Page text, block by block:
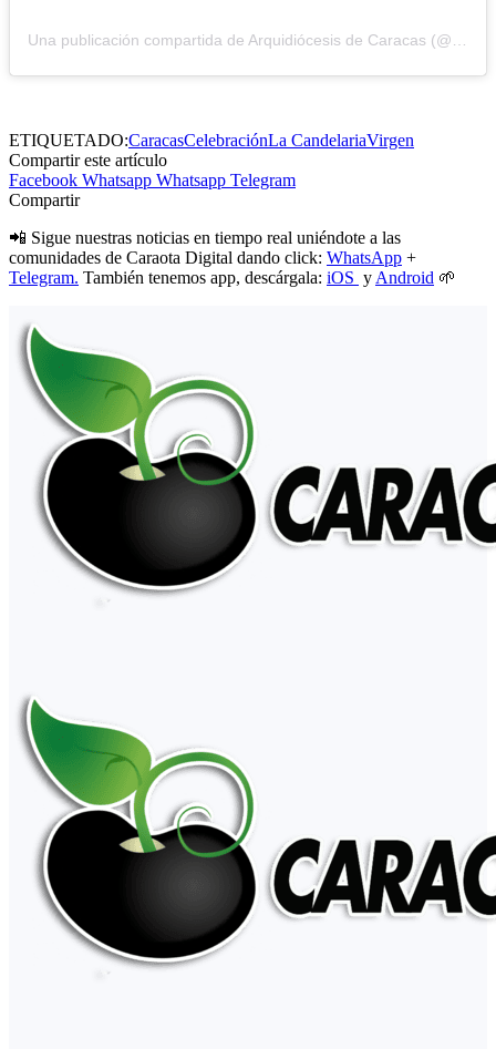
Una publicación compartida de Arquidiócesis de Caracas (@arquidiocesisdecaracas)
ETIQUETADO:CaracasCelebraciónLa CandelariaVirgen
Compartir este artículo
Facebook Whatsapp Whatsapp Telegram
Compartir
📲 Sigue nuestras noticias en tiempo real uniéndote a las
comunidades de Caraota Digital dando click: WhatsApp +
Telegram. También tenemos app, descárgala: iOS y Android 🌱